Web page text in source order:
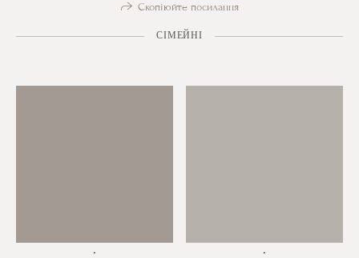
Скопіюйте посилання
СІМЕЙНІ
* *